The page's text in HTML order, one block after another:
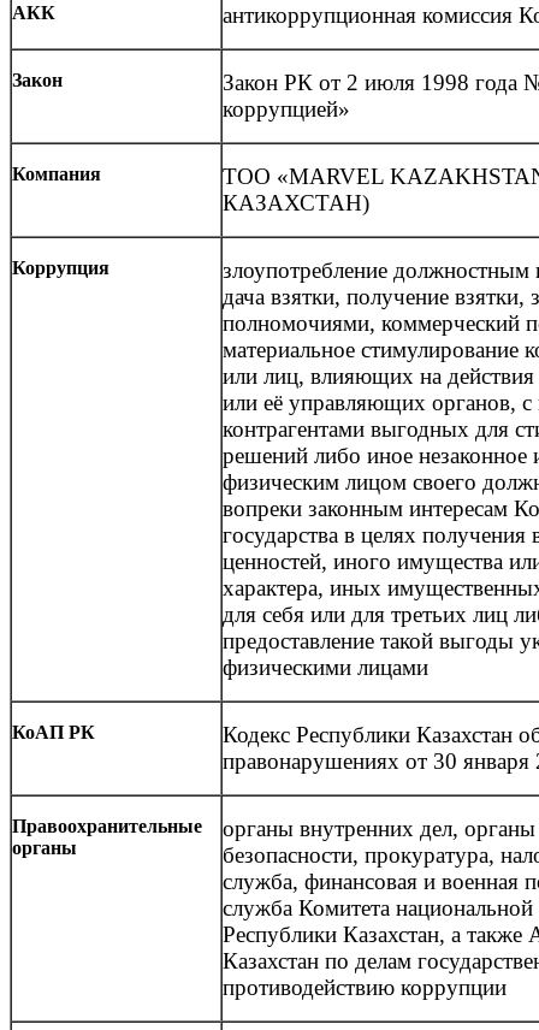
АКК антикоррупционная комиссия
Закон
Закон РК от 2 июля 1998 года
коррупцией»
Компания
ТОО «MARVEL
КАЗАХСТАН)
Коррупция
злоупотребление
дача взятки, получение взятки,
полномочиями, коммерческий
материальное стимулирование
или лиц, влияющих на
или её управляющих органов,
контрагентами выгодных для
решений либо иное незаконное
физическим лицом своего
вопреки законным интересам
государства в целях получения
ценностей, иного имущества
характера, иных
для себя или для третьих лиц
предоставление такой выгоды
физическими лицами
КоАП РК
Кодекс Республики Казахстан
правонарушениях от 30
Правоохранительные
органы
органы внутренних дел,
безопасности, прокуратура,
служба, финансовая и военная
служба Комитета национальной
Республики Казахстан, а также
Казахстан по делам
противодействию коррупции